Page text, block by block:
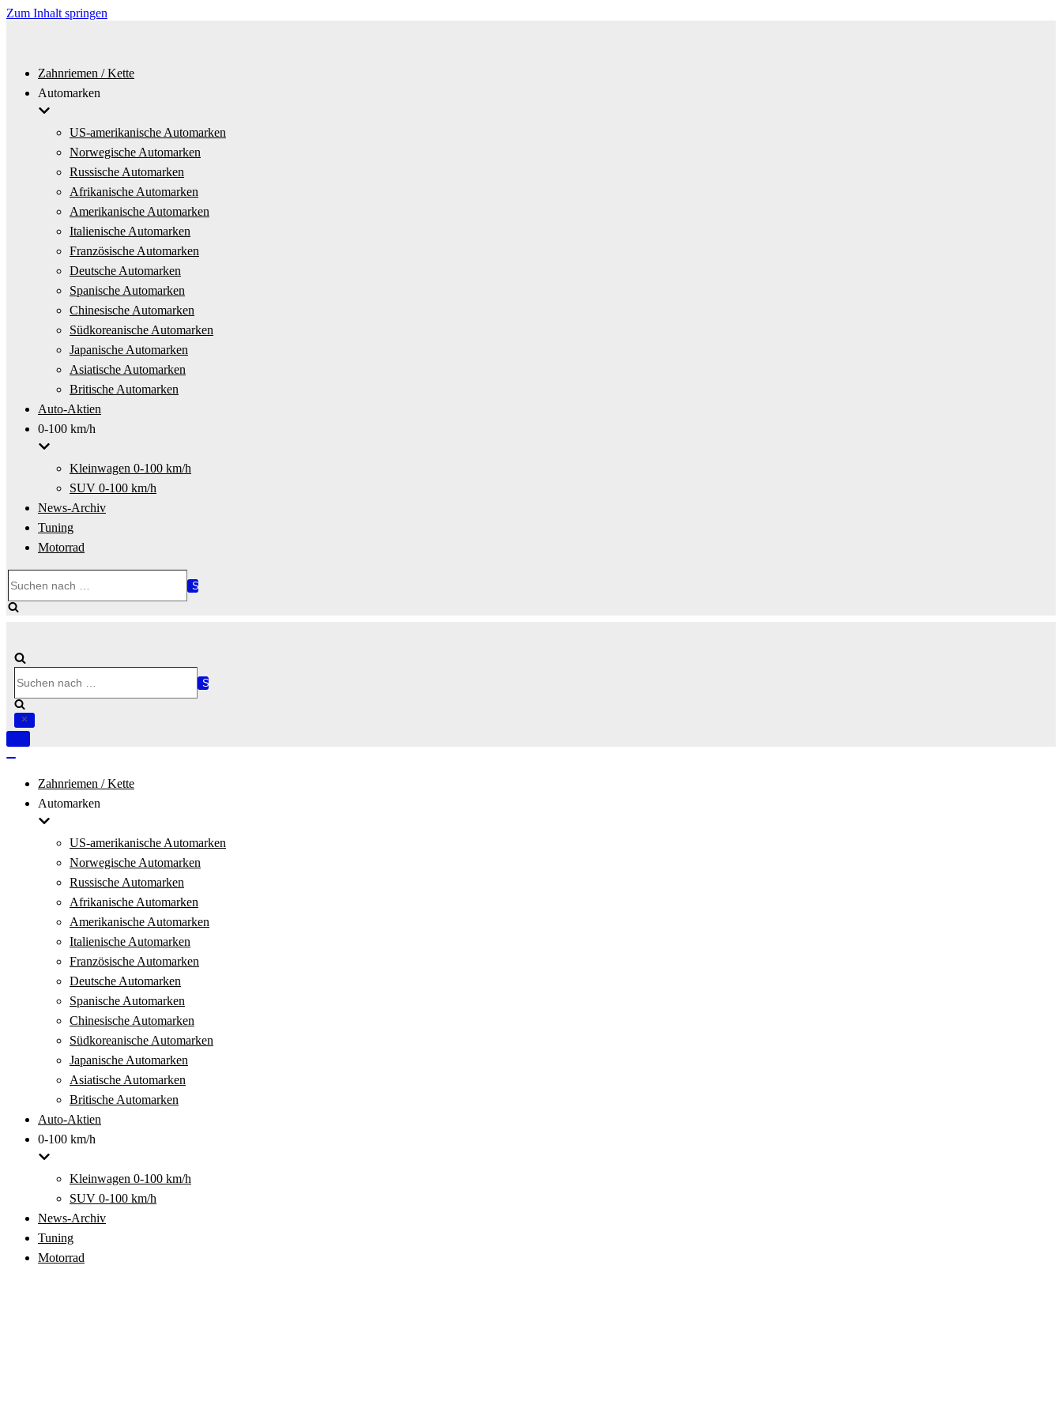
Zum Inhalt springen
Zahnriemen / Kette
Automarken
US-amerikanische Automarken
Norwegische Automarken
Russische Automarken
Afrikanische Automarken
Amerikanische Automarken
Italienische Automarken
Französische Automarken
Deutsche Automarken
Spanische Automarken
Chinesische Automarken
Südkoreanische Automarken
Japanische Automarken
Asiatische Automarken
Britische Automarken
Auto-Aktien
0-100 km/h
Kleinwagen 0-100 km/h
SUV 0-100 km/h
News-Archiv
Tuning
Motorrad
nach …
nach …
Navigation
Zahnriemen / Kette
Automarken
US-amerikanische Automarken
Norwegische Automarken
Russische Automarken
Afrikanische Automarken
Amerikanische Automarken
Italienische Automarken
Französische Automarken
Deutsche Automarken
Spanische Automarken
Chinesische Automarken
Südkoreanische Automarken
Japanische Automarken
Asiatische Automarken
Britische Automarken
Auto-Aktien
0-100 km/h
Kleinwagen 0-100 km/h
SUV 0-100 km/h
News-Archiv
Tuning
Motorrad